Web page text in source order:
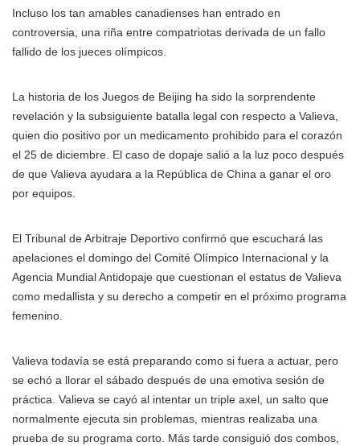
Incluso los tan amables canadienses han entrado en
controversia, una riña entre compatriotas derivada de un fallo
fallido de los jueces olímpicos.
La historia de los Juegos de Beijing ha sido la sorprendente
revelación y la subsiguiente batalla legal con respecto a Valieva,
quien dio positivo por un medicamento prohibido para el corazón
el 25 de diciembre. El caso de dopaje salió a la luz poco después
de que Valieva ayudara a la República de China a ganar el oro
por equipos.
El Tribunal de Arbitraje Deportivo confirmó que escuchará las
apelaciones el domingo del Comité Olímpico Internacional y la
Agencia Mundial Antidopaje que cuestionan el estatus de Valieva
como medallista y su derecho a competir en el próximo programa
femenino.
Valieva todavía se está preparando como si fuera a actuar, pero
se echó a llorar el sábado después de una emotiva sesión de
práctica. Valieva se cayó al intentar un triple axel, un salto que
normalmente ejecuta sin problemas, mientras realizaba una
prueba de su programa corto. Más tarde consiguió dos combos,